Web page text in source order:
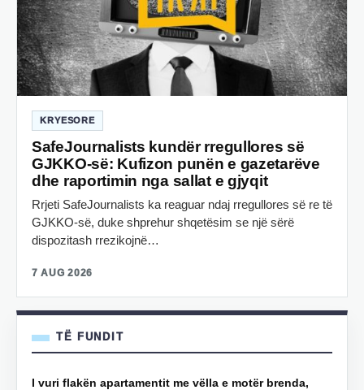
KRYESORE
SafeJournalists kundër rregullores së
GJKKO-së: Kufizon punën e gazetarëve
dhe raportimin nga sallat e gjyqit
Rrjeti SafeJournalists ka reaguar ndaj rregullores së re të
GJKKO-së, duke shprehur shqetësim se një sërë
dispozitash rrezikojnë…
7 AUG 2026
TË FUNDIT
I vuri flakën apartamentit me vëlla e motër brenda,